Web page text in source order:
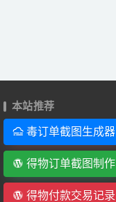
本站推荐
毒订单截图生成器
得物订单截图制作
得物付款交易记录